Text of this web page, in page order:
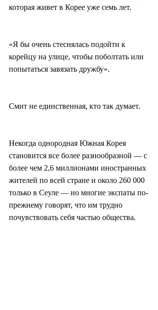
которая живет в Корее уже семь лет.
«Я бы очень стеснялась подойти к
корейцу на улице, чтобы поболтать или
попытаться завязать дружбу».
Смит не единственная, кто так думает.
Некогда однородная Южная Корея
становится все более разнообразной — с
более чем 2,6 миллионами иностранных
жителей по всей стране и около 260 000
только в Сеуле — но многие экспаты по-
прежнему говорят, что им трудно
почувствовать себя частью общества.